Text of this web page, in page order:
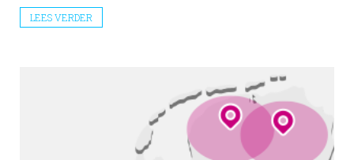
LEES VERDER